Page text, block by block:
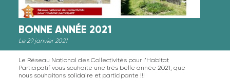
BONNE ANNÉE 2021
Le 29 janvier 2021
Le Réseau National des Collectivités pour l’Habitat
Participatif vous souhaite une très belle année 2021, que
nous souhaitons solidaire et participante !!!